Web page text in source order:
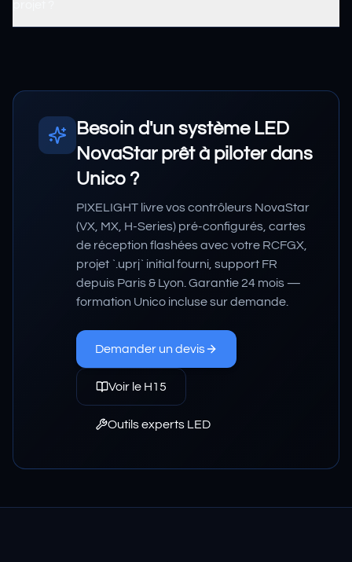
Besoin d'un système LED
NovaStar prêt à piloter dans
Unico ?
PIXELIGHT livre vos contrôleurs NovaStar
(VX, MX, H-Series) pré-configurés, cartes
de réception flashées avec votre RCFGX,
projet `.uprj` initial fourni, support FR
depuis Paris & Lyon. Garantie 24 mois —
formation Unico incluse sur demande.
Demander un devis
Voir le H15
Outils experts LED